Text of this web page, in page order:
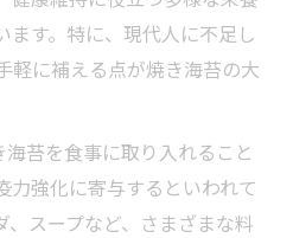
ます。特に、現代人に不足し
軽に補える点が焼き海苔の大
苔を食事に取り入れること
力強化に寄与するといわれて
、スープなど、さまざまな料